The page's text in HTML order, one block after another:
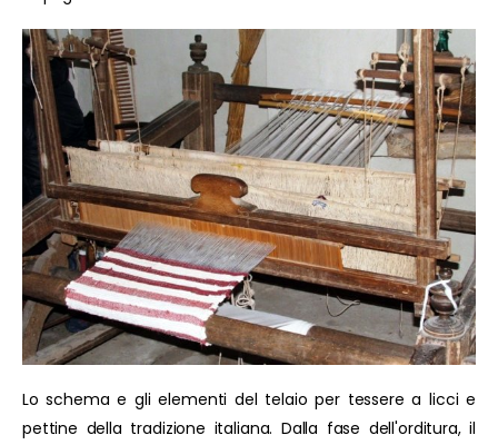
Lo schema e gli elementi del telaio per tessere a licci e
pettine della tradizione italiana. Dalla fase dell'orditura, il